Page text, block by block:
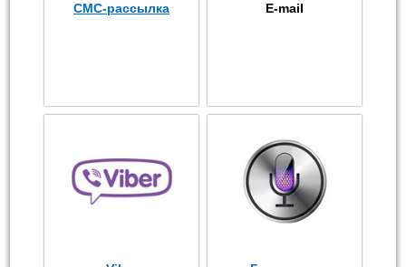
СМС-рассылка E-mail